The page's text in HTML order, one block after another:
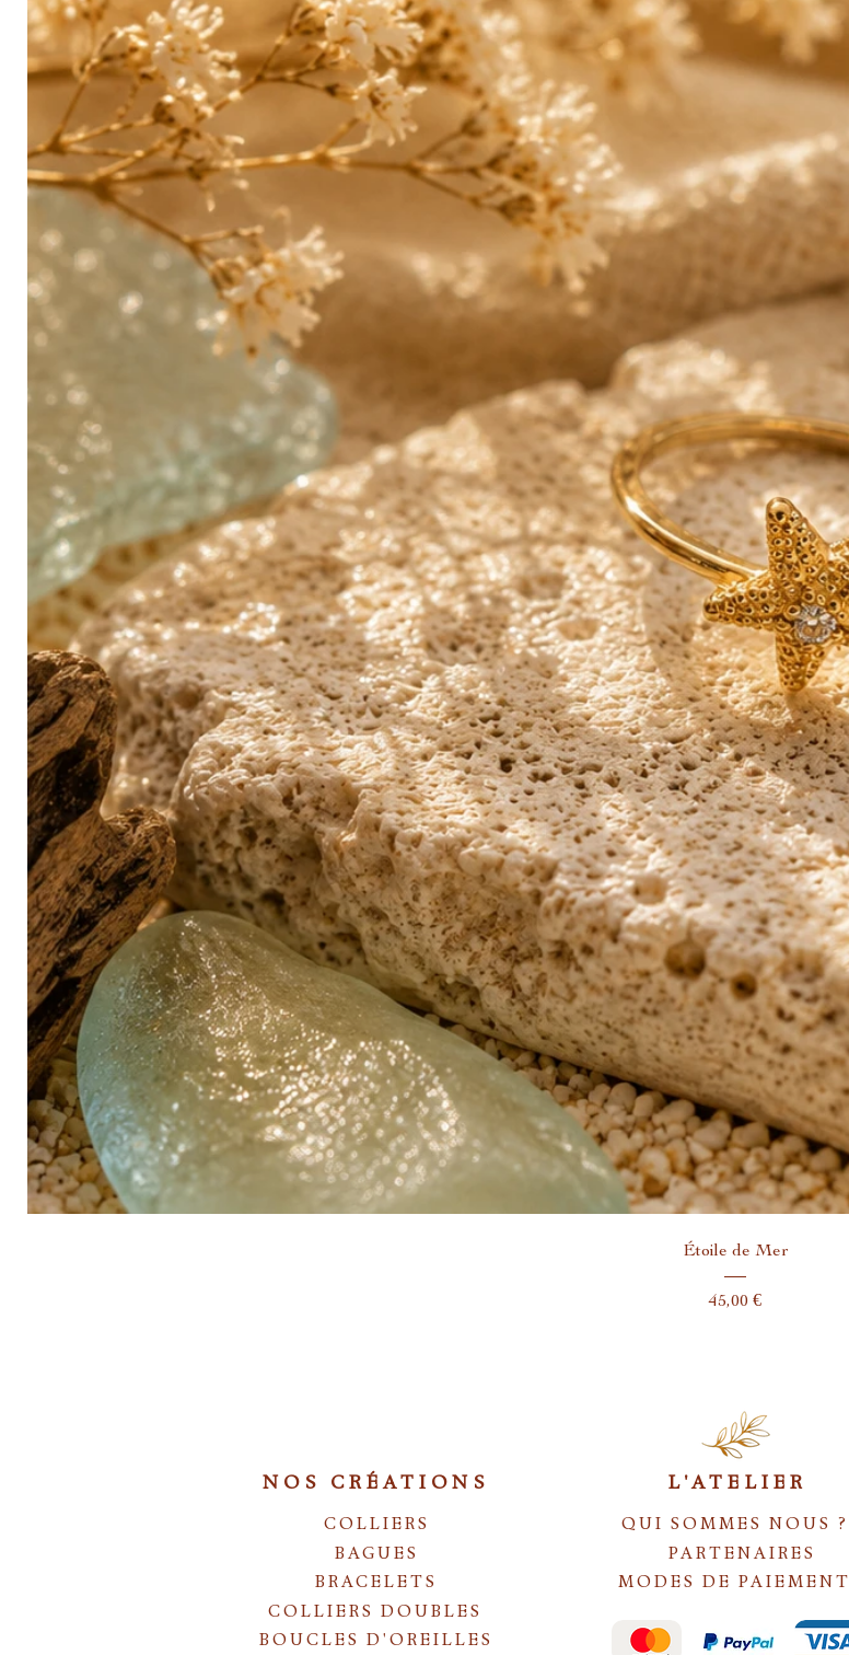
Aperçu rapide
Étoile de Mer
Prix
45,00 €
NOS CRÉATIONS
COLLIERS
BAGUES
BRACELETS
COLLIERS DOUBLES
BOUCLES D'OREILLES
L'ATELIER
QUI SOMMES NOUS ?
PARTENAIRES
MODES DE PAIEMENT